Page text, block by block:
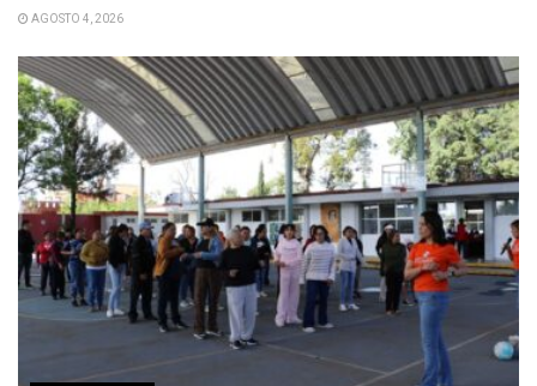
AGOSTO 4, 2026